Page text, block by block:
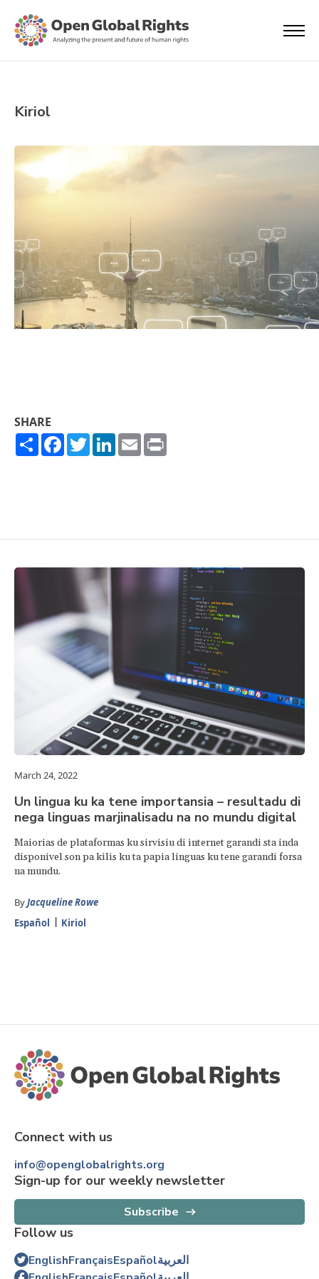
Kiriol
SHARE
ShareFacebook
TwitterLinkedIn
Email
March 24, 2022
Un lingua ku ka tene importansia – resultadu di
nega linguas marjinalisadu na no mundu digital
Maiorias de plataformas ku sirvisiu di internet garandi sta inda
disponivel son pa kilis ku ta papia linguas ku tene garandi forsa
na mundu.
ByJacqueline Rowe
Español
Kiriol
Connect with us
info@openglobalrights.org
Sign-up for our weekly newsletter
Subscribe
Follow us
EnglishFrançaisEspañolالعربية